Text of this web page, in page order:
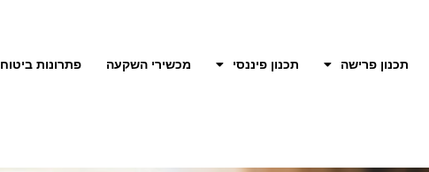
תכנון פרישה תכנון פיננסי מכשירי השקעה פתרונות ביטוח